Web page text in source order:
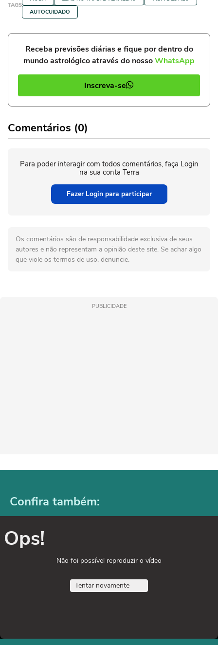
TAGS
AUTOCUIDADO
Receba previsões diárias e fique por dentro do
mundo astrológico através do nossoWhatsApp
Inscreva-se
Comentários (0)
Para poder interagir com todos comentários, faça Login
na sua conta Terra
Fazer Login para participar
Os comentários são de responsabilidade exclusiva de seus
autores e não representam a opinião deste site. Se achar algo
que viole os termos de uso, denuncie.
PUBLICIDADE
Confira também:
Ops!
Não foi possível reproduzir o vídeo
Tentar novamente